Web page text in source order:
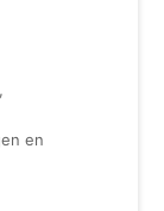
en